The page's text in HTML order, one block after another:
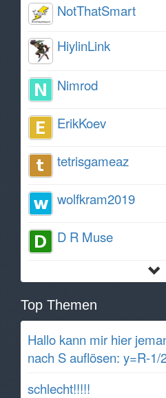
NotThatSmart
HiylinLink
Nimrod
ErikKoev
tetrisgameaz
wolfkram2019
D R Muse
Top Themen
Hallo kann mir hier
nach S auflösen: y=R-
schlecht!!!!!